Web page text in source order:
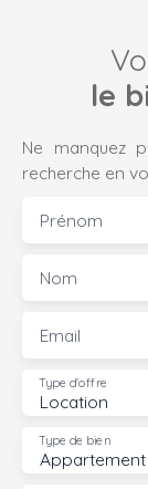
le
Ne manquez
recherche en
Prénom
Nom
Email
Location
Type d'offre
Appartement
Type de bien